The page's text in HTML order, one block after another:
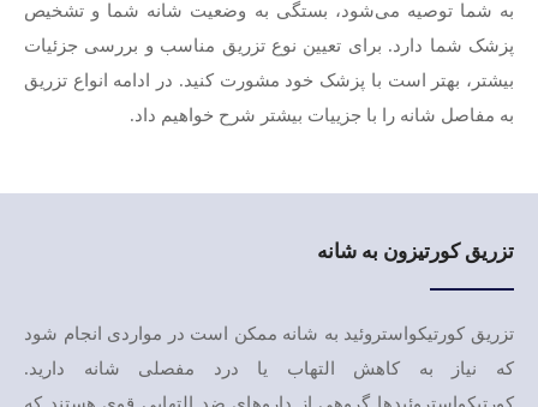
به شما توصیه می‌شود، بستگی به وضعیت شانه شما و تشخیص
پزشک شما دارد. برای تعیین نوع تزریق مناسب و بررسی جزئیات
بیشتر، بهتر است با پزشک خود مشورت کنید. در ادامه انواع تزریق
به مفاصل شانه را با جزییات بیشتر شرح خواهیم داد.
تزریق کورتیزون به شانه
تزریق کورتیکواستروئید به شانه ممکن است در مواردی انجام شود
که نیاز به کاهش التهاب یا درد مفصلی شانه دارید.